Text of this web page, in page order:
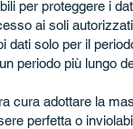
per proteggere i
ai soli
dati solo per il
periodo più lungo
cura adottare la
perfetta o